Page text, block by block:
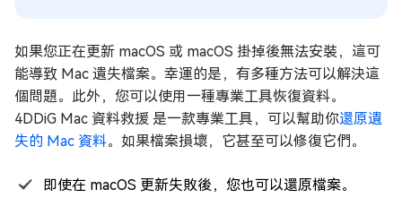
如果您正在更新 macOS 或 macOS 掛掉後無法安裝，這可
能導致 Mac 遺失檔案。幸運的是，有多種方法可以解決這
個問題。此外，您可以使用一種專業工具恢復資料。
4DDiG Mac 資料救援 是一款專業工具，可以幫助你還原遺
失的 Mac 資料。如果檔案損壞，它甚至可以修復它們。
即使在 macOS 更新失敗後，您也可以還原檔案。